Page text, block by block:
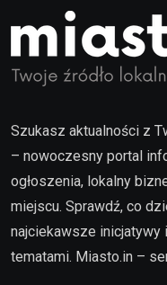
Szukasz aktualności z
– nowoczesny portal
ogłoszenia, lokalny
miejscu. Sprawdź, co
najciekawsze inicjatywy
tematami. Miasto.in –